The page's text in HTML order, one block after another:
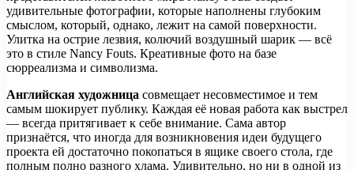
удивительные фотографии, которые наполнены глубоким
смыслом, который, однако, лежит на самой поверхности.
Улитка на острие лезвия, колючий воздушный шарик — всё
это в стиле Nancy Fouts. Креативные фото на базе
сюрреализма и символизма.
Английская художница совмещает несовместимое и тем
самым шокирует публику. Каждая её новая работа как выстрел
— всегда притягивает к себе внимание. Сама автор
признаётся, что иногда для возникновения идеи будущего
проекта ей достаточно покопаться в ящике своего стола, где
полным полно разного хлама. Удивительно, но ни в одной из